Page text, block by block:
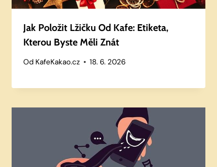
Jak Položit Lžičku Od Kafe: Etiketa,
Kterou Byste Měli Znát
Od KafeKakao.cz 18. 6. 2026